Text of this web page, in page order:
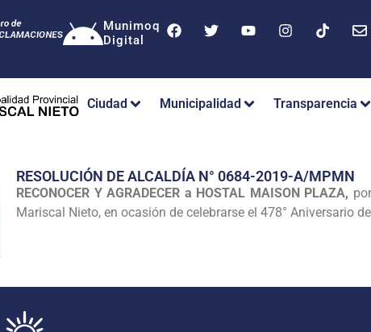
Munimoq
Digital
Ciudad Municipalidad Transparencia
RESOLUCIÓN DE ALCALDÍA N° 0684-2019-A/MPMN
RECONOCER Y AGRADECER a HOSTAL MAISON PLAZA,
Mariscal Nieto, en ocasión de celebrarse el 478° Aniversario